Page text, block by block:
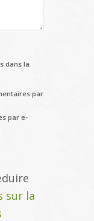
dans la
par
par e-
sur la